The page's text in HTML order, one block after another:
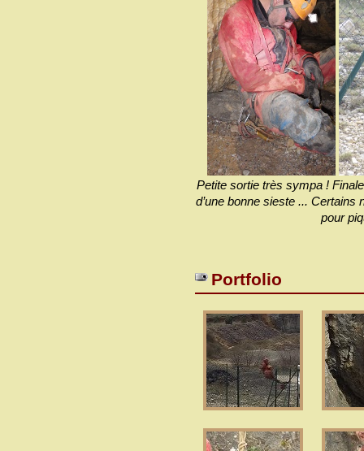
Petite sortie très sympa !
d’une bonne sieste ... Certains
pour
Portfolio